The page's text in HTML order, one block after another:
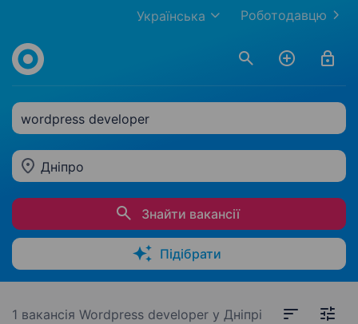
Роботодавцю
Українська
wordpress developer
Дніпро
Знайти вакансії
Підібрати
1 вакансія Wordpress developer у Дніпрі